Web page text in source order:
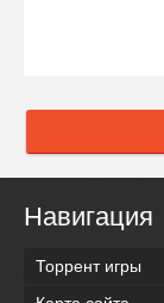
Навигация
Торрент игры